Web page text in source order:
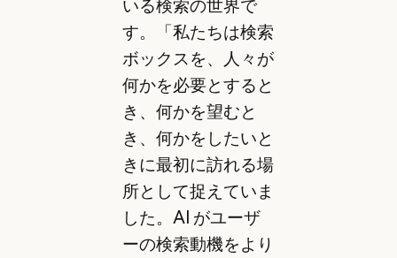
いる検索の世界で
す。「私たちは検索
ボックスを、人々が
何かを必要とすると
き、何かを望むと
き、何かをしたいと
きに最初に訪れる場
所として捉えていま
した。AI がユーザ
ーの検索動機をより